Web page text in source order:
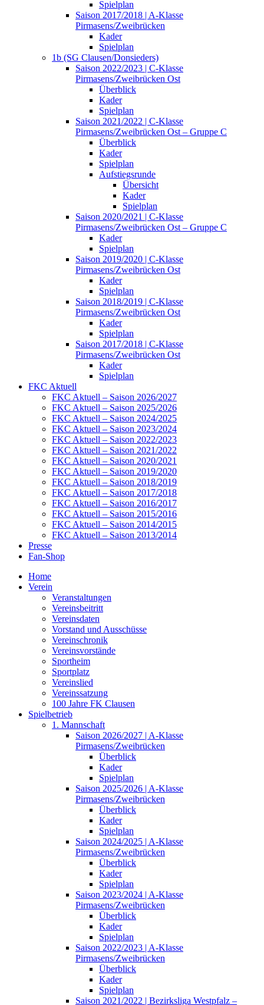
Spielplan
Saison 2017/2018 | A-Klasse
Pirmasens/Zweibrücken
Kader
Spielplan
1b (SG Clausen/Donsieders)
Saison 2022/2023 | C-Klasse
Pirmasens/Zweibrücken Ost
Überblick
Kader
Spielplan
Saison 2021/2022 | C-Klasse
Pirmasens/Zweibrücken Ost – Gruppe C
Überblick
Kader
Spielplan
Aufstiegsrunde
Übersicht
Kader
Spielplan
Saison 2020/2021 | C-Klasse
Pirmasens/Zweibrücken Ost – Gruppe C
Kader
Spielplan
Saison 2019/2020 | C-Klasse
Pirmasens/Zweibrücken Ost
Kader
Spielplan
Saison 2018/2019 | C-Klasse
Pirmasens/Zweibrücken Ost
Kader
Spielplan
Saison 2017/2018 | C-Klasse
Pirmasens/Zweibrücken Ost
Kader
Spielplan
FKC Aktuell
FKC Aktuell – Saison 2026/2027
FKC Aktuell – Saison 2025/2026
FKC Aktuell – Saison 2024/2025
FKC Aktuell – Saison 2023/2024
FKC Aktuell – Saison 2022/2023
FKC Aktuell – Saison 2021/2022
FKC Aktuell – Saison 2020/2021
FKC Aktuell – Saison 2019/2020
FKC Aktuell – Saison 2018/2019
FKC Aktuell – Saison 2017/2018
FKC Aktuell – Saison 2016/2017
FKC Aktuell – Saison 2015/2016
FKC Aktuell – Saison 2014/2015
FKC Aktuell – Saison 2013/2014
Presse
Fan-Shop
Home
Verein
Veranstaltungen
Vereinsbeitritt
Vereinsdaten
Vorstand und Ausschüsse
Vereinschronik
Vereinsvorstände
Sportheim
Sportplatz
Vereinslied
Vereinssatzung
100 Jahre FK Clausen
Spielbetrieb
1. Mannschaft
Saison 2026/2027 | A-Klasse
Pirmasens/Zweibrücken
Überblick
Kader
Spielplan
Saison 2025/2026 | A-Klasse
Pirmasens/Zweibrücken
Überblick
Kader
Spielplan
Saison 2024/2025 | A-Klasse
Pirmasens/Zweibrücken
Überblick
Kader
Spielplan
Saison 2023/2024 | A-Klasse
Pirmasens/Zweibrücken
Überblick
Kader
Spielplan
Saison 2022/2023 | A-Klasse
Pirmasens/Zweibrücken
Überblick
Kader
Spielplan
Saison 2021/2022 | Bezirksliga Westpfalz –